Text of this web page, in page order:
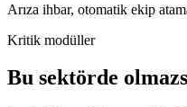
Arıza ihbar, otomatik ekip
Kritik modüller
Bu sektörde